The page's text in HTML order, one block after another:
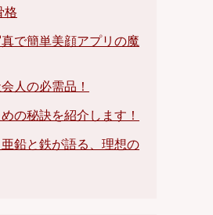
格
で簡単美顔アプリの魔
人の必需品！
の秘訣を紹介します！
鉛と鉄が語る、理想の